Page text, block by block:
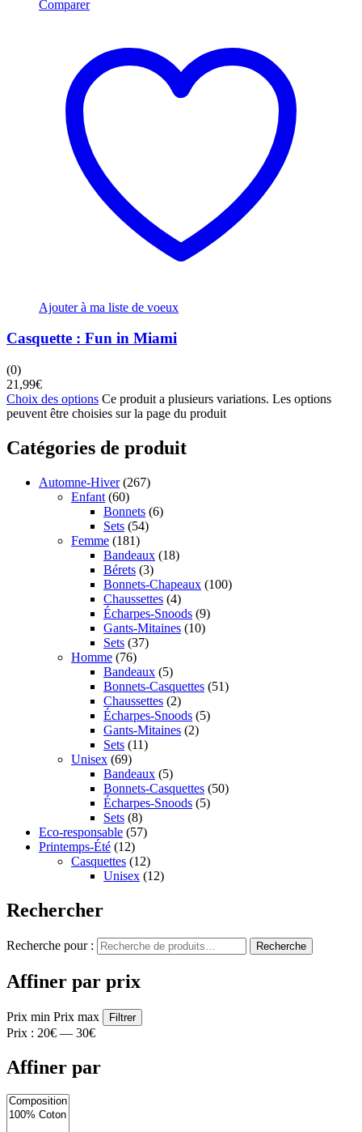
Comparer
Ajouter à ma liste de voeux
Casquette : Fun in Miami
(0)
21,99€
Choix des options Ce produit a plusieurs variations. Les options
peuvent être choisies sur la page du produit
Catégories de produit
Automne-Hiver (267)
Enfant (60)
Bonnets (6)
Sets (54)
Femme (181)
Bandeaux (18)
Bérets (3)
Bonnets-Chapeaux (100)
Chaussettes (4)
Écharpes-Snoods (9)
Gants-Mitaines (10)
Sets (37)
Homme (76)
Bandeaux (5)
Bonnets-Casquettes (51)
Chaussettes (2)
Écharpes-Snoods (5)
Gants-Mitaines (2)
Sets (11)
Unisex (69)
Bandeaux (5)
Bonnets-Casquettes (50)
Écharpes-Snoods (5)
Sets (8)
Eco-responsable (57)
Printemps-Été (12)
Casquettes (12)
Unisex (12)
Rechercher
Recherche pour : Recherche
Affiner par prix
Prix min Prix max Filtrer
Prix : 20€ — 30€
Affiner par